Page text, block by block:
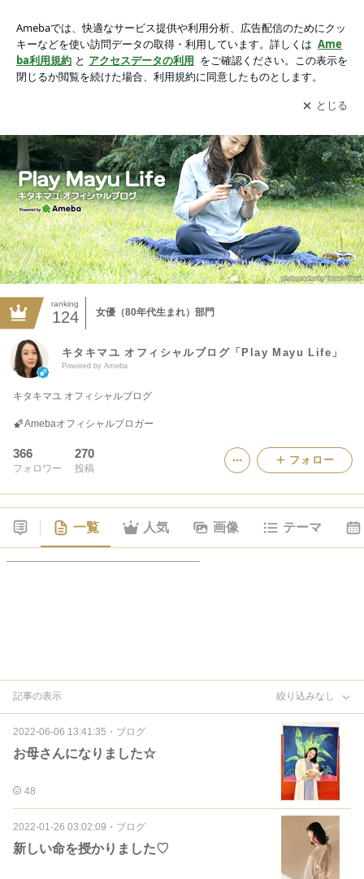
y Amebaアプリをダウンロードして ブログの更新通知
を受け取りまし
ょう。
開く
ranking
124 女優（80年代生まれ）部門
キタキマユ オフィシャルブログ「Play Mayu Life」
Powered by Ameba
キタキマユ オフィシャルブログ
Amebaオフィシャルブロガー
366
フォロワー
270
投稿
フォロー
一覧 人気 画像 テーマ
記事の表示 絞り込みなし
2022-06-06 13:41:35 ・ ブログ
お母さんになりました☆
48
2022-01-26 03:02:09 ・ ブログ
新しい命を授かりました♡